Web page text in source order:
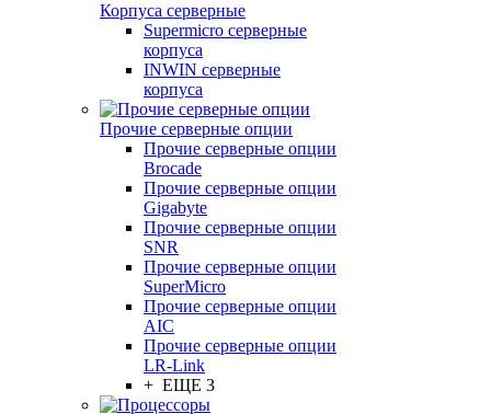
Корпуса серверные
Supermicro серверные
корпуса
INWIN серверные
корпуса
Прочие серверные опции
Прочие серверные опции
Brocade
Прочие серверные опции
Gigabyte
Прочие серверные опции
SNR
Прочие серверные опции
SuperMicro
Прочие серверные опции
AIC
Прочие серверные опции
LR-Link
+ ЕЩЕ 3